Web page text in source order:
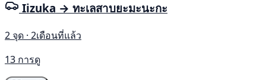
Iizuka → ทะเลสาบยะมะนะกะ
2 จุด · 2เดือนที่แล้ว
13 การดู